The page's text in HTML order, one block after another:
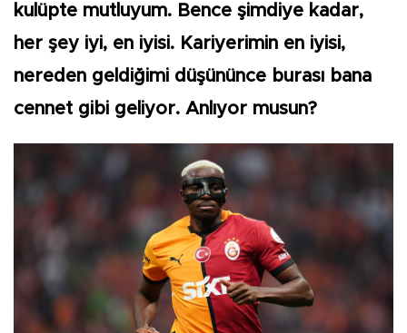
kulüpte mutluyum. Bence şimdiye kadar,
her şey iyi, en iyisi. Kariyerimin en iyisi,
nereden geldiğimi düşününce burası bana
cennet gibi geliyor. Anlıyor musun?